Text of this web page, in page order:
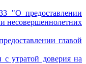
"О предоставлении
несовершеннолетних
главой
утратой доверия на